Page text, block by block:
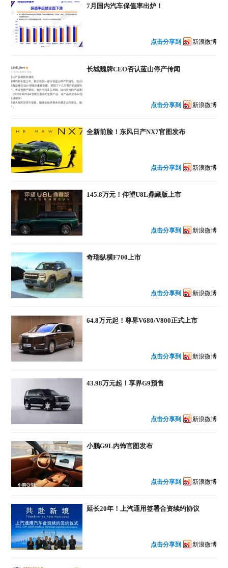
7月国内汽车保值率出炉！
点击分享到 新浪微博
长城魏牌CEO否认蓝山停产传闻
点击分享到 新浪微博
全新前脸！东风日产NX7官图发布
点击分享到 新浪微博
145.8万元！仰望U8L鼎藏版上市
点击分享到 新浪微博
奇瑞纵横F700上市
点击分享到 新浪微博
64.8万元起！尊界V680/V800正式上市
点击分享到 新浪微博
43.98万元起！享界G9预售
点击分享到 新浪微博
小鹏G9L内饰官图发布
点击分享到 新浪微博
延长20年！上汽通用签署合资续约协议
点击分享到 新浪微博